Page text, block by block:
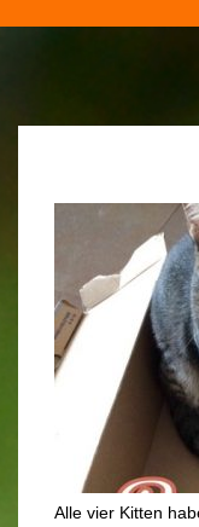
Alle vier Kitten